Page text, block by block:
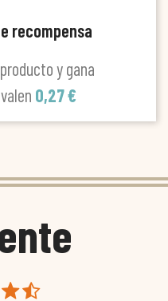
recompensa
y gana
0,27 €